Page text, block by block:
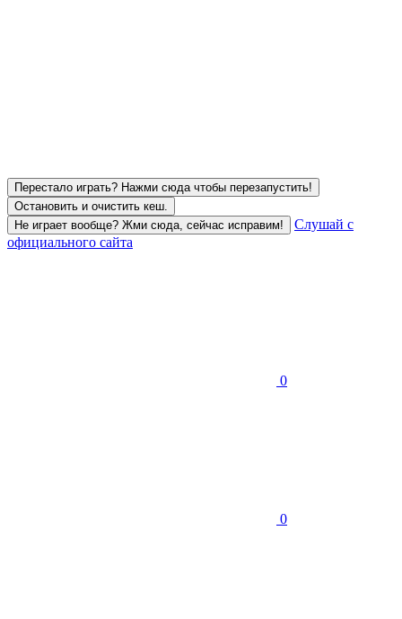
Перестало играть? Нажми сюда чтобы перезапустить!
Остановить и очистить кеш.
Не играет вообще? Жми сюда, сейчас исправим!
Слушай с
официального сайта
0
0